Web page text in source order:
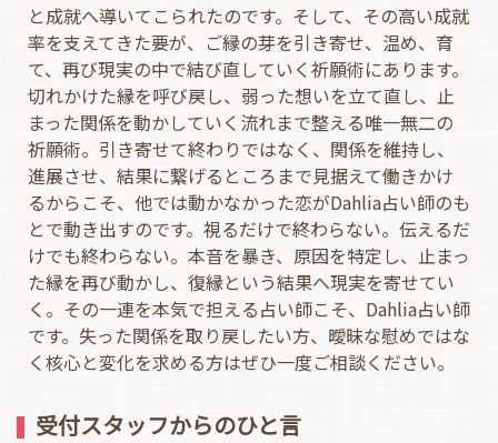
と成就へ導いてこられたのです。そして、その高い成就
率を支えてきた要が、ご縁の芽を引き寄せ、温め、育
て、再び現実の中で結び直していく祈願術にあります。
切れかけた縁を呼び戻し、弱った想いを立て直し、止
まった関係を動かしていく流れまで整える唯一無二の
祈願術。引き寄せて終わりではなく、関係を維持し、
進展させ、結果に繋げるところまで見据えて働きかけ
るからこそ、他では動かなかった恋がDahlia占い師のも
とで動き出すのです。視るだけで終わらない。伝えるだ
けでも終わらない。本音を暴き、原因を特定し、止まっ
た縁を再び動かし、復縁という結果へ現実を寄せてい
く。その一連を本気で担える占い師こそ、Dahlia占い師
です。失った関係を取り戻したい方、曖昧な慰めではな
く核心と変化を求める方はぜひ一度ご相談ください。
受付スタッフからのひと言